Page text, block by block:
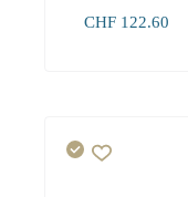
CHF 122.60
1+